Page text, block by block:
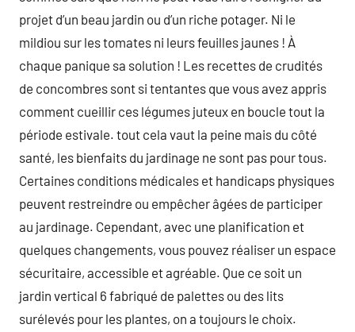
projet d’un beau jardin ou d’un riche potager. Ni le
mildiou sur les tomates ni leurs feuilles jaunes ! À
chaque panique sa solution ! Les recettes de crudités
de concombres sont si tentantes que vous avez appris
comment cueillir ces légumes juteux en boucle tout la
période estivale. tout cela vaut la peine mais du côté
santé, les bienfaits du jardinage ne sont pas pour tous.
Certaines conditions médicales et handicaps physiques
peuvent restreindre ou empêcher âgées de participer
au jardinage. Cependant, avec une planification et
quelques changements, vous pouvez réaliser un espace
sécuritaire, accessible et agréable. Que ce soit un
jardin vertical 6 fabriqué de palettes ou des lits
surélevés pour les plantes, on a toujours le choix.